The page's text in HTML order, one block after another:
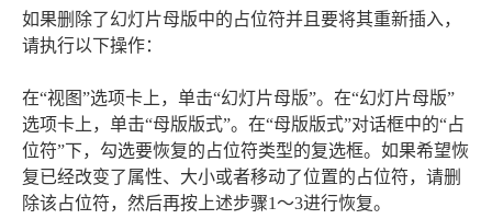
如果删除了幻灯片母版中的占位符并且要将其重新插入，
请执行以下操作：
在“视图”选项卡上，单击“幻灯片母版”。在“幻灯片母版”
选项卡上，单击“母版版式”。在“母版版式”对话框中的“占
位符”下，勾选要恢复的占位符类型的复选框。如果希望恢
复已经改变了属性、大小或者移动了位置的占位符，请删
除该占位符，然后再按上述步骤1～3进行恢复。